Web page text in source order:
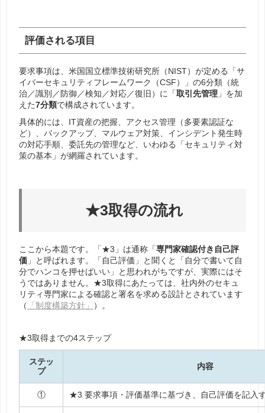
評価される項目
要求事項は、米国国立標準技術研究所（NIST）が定める「サ
イバーセキュリティフレームワーク（CSF）」の6分類（統
治／識別／防御／検知／対応／復旧）に「取引先管理 」を加
えた7分類で構成されています。
具体的には、IT資産の把握、アクセス管理（多要素認証な
ど）、バックアップ、マルウェア対策、インシデント発生時
の対応手順、委託先の管理など、いわゆる「セキュリティ対
策の基本」が網羅されています。
★3取得の流れ
ここから本題です。「★3」は通称「専門家確認付き自己評
価 」と呼ばれます。「自己評価」と聞くと「自分で書いて自
分でハンコを押せばいい」と思われがちですが、実際にはそ
うではありません。★3取得にあたっては、社内外のセキュ
リティ専門家による確認と署名を求める設計とされています
（
「制度構築方針」 ）。
★3取得までの4ステップ
ステッ
プ
内容
① ★3 要求事項・評価基準に基づき、自己評価を記入